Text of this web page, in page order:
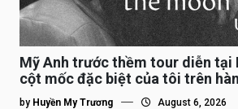
Mỹ Anh trước thềm tour diễn tại
cột mốc đặc biệt của tôi trên
tế”
by Huyền My Trương August 6, 2026